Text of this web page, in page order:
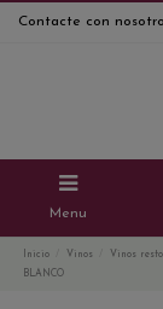
Contacte con
Menu
Inicio Vinos Vinos
BLANCO